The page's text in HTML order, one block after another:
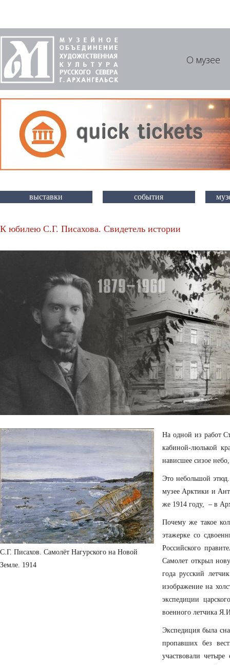
О музее
выставки события
К юбилею С.Г. Писахова. Свидетель истории
С.Г. Писахов. Самолёт Нагурского на Новой
Земле. 1914
На одной из работ
кабиной-люлькой
нависшее сизое
Это небольшой
музее Арктики и
же 1914 году, – в
Почему же такое
этажерке со
Российского
Самолет открыл
года русский
изображение на
экспедиции
военного летчика
Экспедиция была
пропавших без
участвовали